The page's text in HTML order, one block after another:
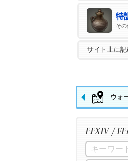
特
そ
サイト上に
ウォ
FFXIV /